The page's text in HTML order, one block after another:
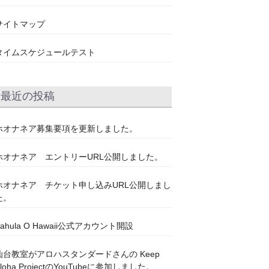
イトマップ
イムスケジュールテスト
最近の投稿
オナネア募集要項を更新しました。
オナネア エントリーURL公開しました。
オナネア チケット申し込みURL公開しまし
O Hawaii公式アカウント開設
台教室がアロハスタンダードさんの Keep
ProjectのYouTubeに参加しました。